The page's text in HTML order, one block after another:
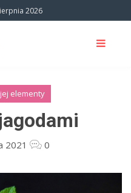
2026
elementy
2021 0